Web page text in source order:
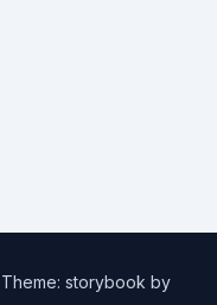
Theme: storybook by